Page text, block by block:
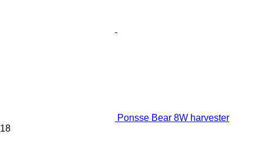
Ponsse Bear 8W harvester
18